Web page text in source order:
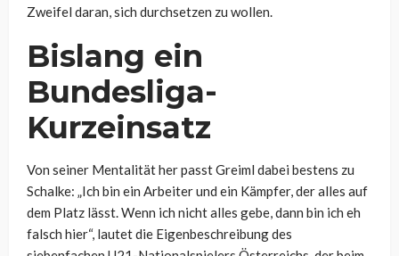
Zweifel daran, sich durchsetzen zu wollen.
Bislang ein
Bundesliga-
Kurzeinsatz
Von seiner Mentalität her passt Greiml dabei bestens zu
Schalke: „Ich bin ein Arbeiter und ein Kämpfer, der alles auf
dem Platz lässt. Wenn ich nicht alles gebe, dann bin ich eh
falsch hier“, lautet die Eigenbeschreibung des